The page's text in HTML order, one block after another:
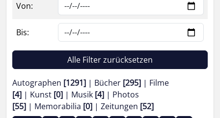
Von:
Bis:
Alle Filter zurücksetzen
Autographen [1291] Bücher [295]
Filme
[4]
Kunst [0] Musik [4]
Photos
[55]
Memorabilia [0] Zeitungen [52]